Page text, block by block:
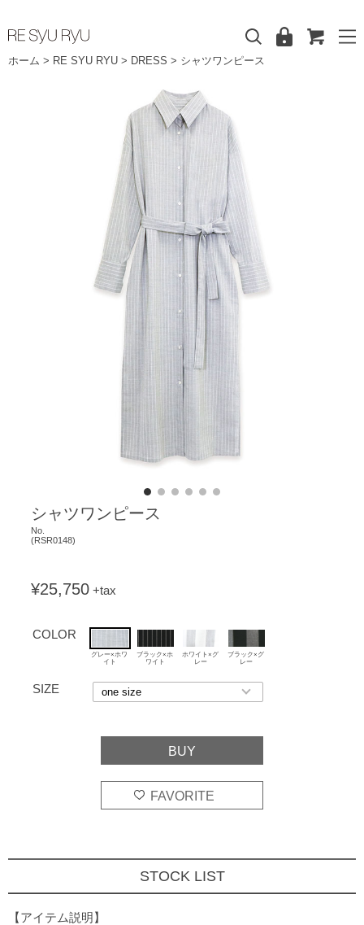
ホーム > RE SYU RYU > DRESS > シャツワンピース
シャツワンピース
No.
(RSR0148)
¥25,750 +tax
COLOR
グレー×ホワ
イト
ブラック×ホ
ワイト
ホワイト×グ
レー
ブラック×グ
レー
SIZE
STOCK LIST
【アイテム説明】